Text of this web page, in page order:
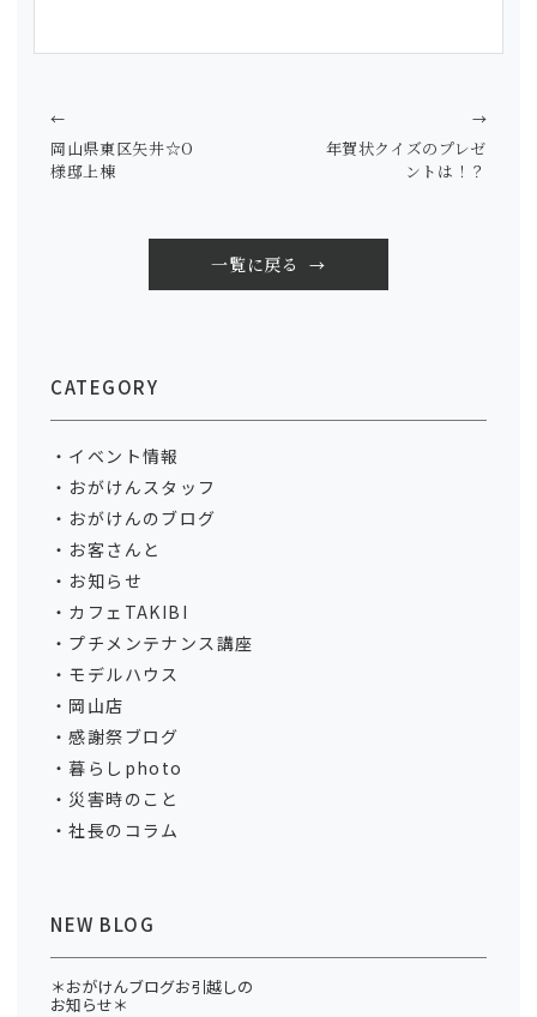
岡山県東区矢井☆O
様邸上棟
←
一覧に戻る
年賀状クイズのプレゼ
ントは！？
→
CATEGORY
イベント情報
おがけんスタッフ
おがけんのブログ
お客さんと
お知らせ
カフェTAKIBI
プチメンテナンス講座
モデルハウス
岡山店
感謝祭ブログ
暮らしphoto
災害時のこと
社長のコラム
NEW BLOG
＊おがけんブログお引越しの
お知らせ＊